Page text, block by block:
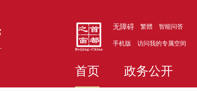
无障碍 繁體 智能问答
手机版 访问我的专属空间
首页 政务公开